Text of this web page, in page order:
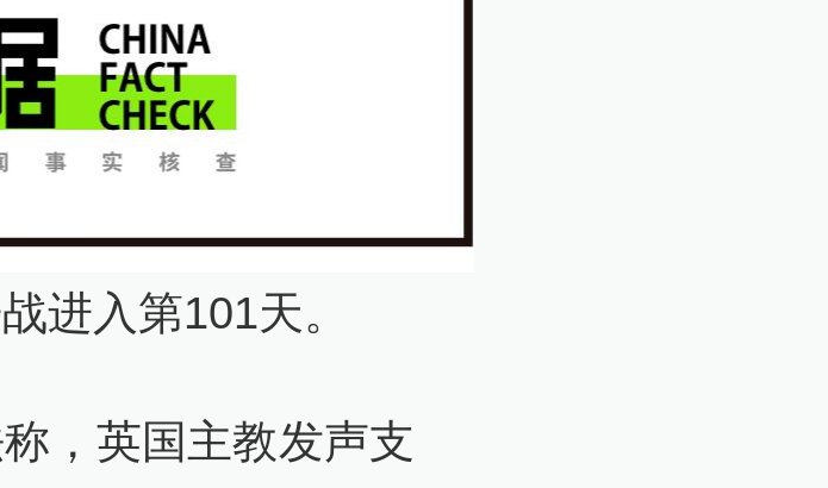
进入第101天。
，英国主教发声支